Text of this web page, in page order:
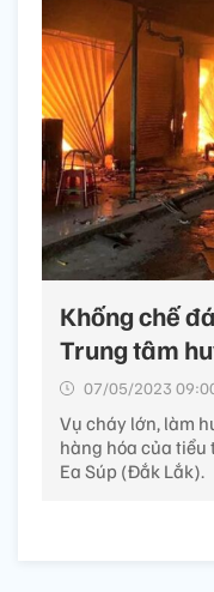
Khống chế
Trung tâm
07/05/2023
Vụ cháy lớn, làm
hàng hóa của tiểu
Ea Súp (Đắk Lắk).